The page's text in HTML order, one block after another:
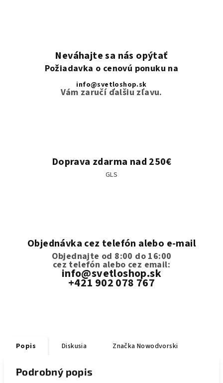
Neváhajte sa nás opýtať
Požiadavka o cenovú ponuku na
info@svetloshop.sk
Vám zaručí ďalšiu zľavu.
Doprava zdarma nad 250€
GLS
Objednávka cez telefón alebo e-mail
Objednajte od 8:00 do 16:00
cez telefón alebo cez email:
info@svetloshop.sk
+421 902 078 767
Popis Diskusia Značka Nowodvorski
Podrobný popis